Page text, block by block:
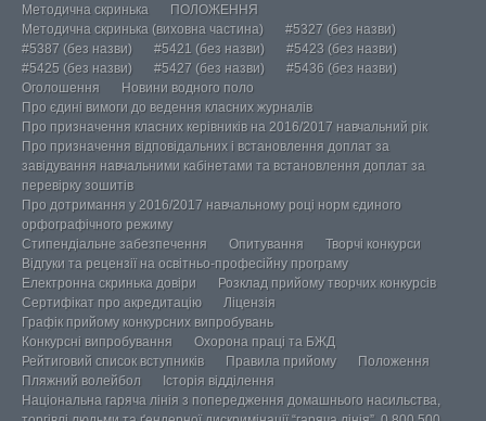
Методична скринька
ПОЛОЖЕННЯ
Методична скринька (виховна частина)
#5327 (без назви)
#5387 (без назви)
#5421 (без назви)
#5423 (без назви)
#5425 (без назви)
#5427 (без назви)
#5436 (без назви)
Оголошення
Новини водного поло
Про єдині вимоги до ведення класних журналів
Про призначення класних керівників на 2016/2017 навчальний рік
Про призначення відповідальних і встановлення доплат за
завідування навчальними кабінетами та встановлення доплат за
перевірку зошитів
Про дотримання у 2016/2017 навчальному році норм єдиного
орфографічного режиму
Стипендіальне забезпечення
Опитування
Творчі конкурси
Відгуки та рецензії на освітньо-професійну програму
Електронна скринька довіри
Розклад прийому творчих конкурсів
Сертифікат про акредитацію
Ліцензія
Графік прийому конкурсних випробувань
Конкурсні випробування
Охорона праці та БЖД
Рейтиговий список вступників
Правила прийому
Положення
Пляжний волейбол
Історія відділення
Національна гаряча лінія з попередження домашнього насильства,